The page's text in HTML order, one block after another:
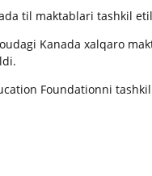
til maktablari tashkil
Kanada xalqaro
Foundationni